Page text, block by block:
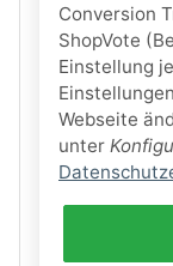
Conversion
ShopVote
Einstellung
Webseite
unter